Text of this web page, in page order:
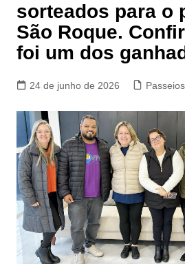
sorteados para o
São Roque.
foi um dos
24 de junho de 2026 Passeios